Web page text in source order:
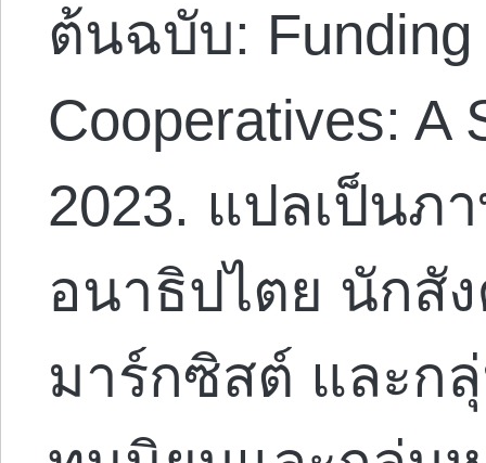
ต้นฉบับ: Funding
Cooperatives:
2023. แปลเป็นภ
อนาธิปไตย นักสั
มาร์กซิสต์ และก